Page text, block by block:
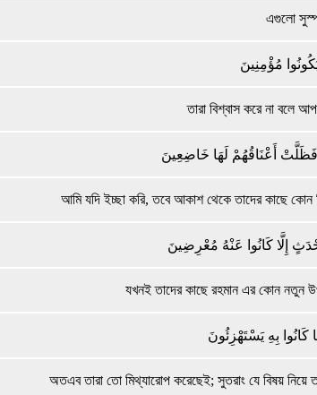
এগুলো
مُؤْمِنِينَ
তারা বিশ্বাস করে না বলে
فَظَلَّتْ أَعْنَاقُهُمْ لَهَا خَاضِعِينَ
আমি যদি ইচ্ছা করি, তবে আকাশ থেকে তাদের কাছে কোন
إِلَّا كَانُوا عَنْهُ مُعْرِضِينَ
যখনই তাদের কাছে রহমান এর কোন নতুন
كَانُوا بِهِ يَسْتَهْزِئُونَ
অতএব তারা তো মিথ্যারোপ করেছেই; সুতরাং যে বিষয় নিয়ে